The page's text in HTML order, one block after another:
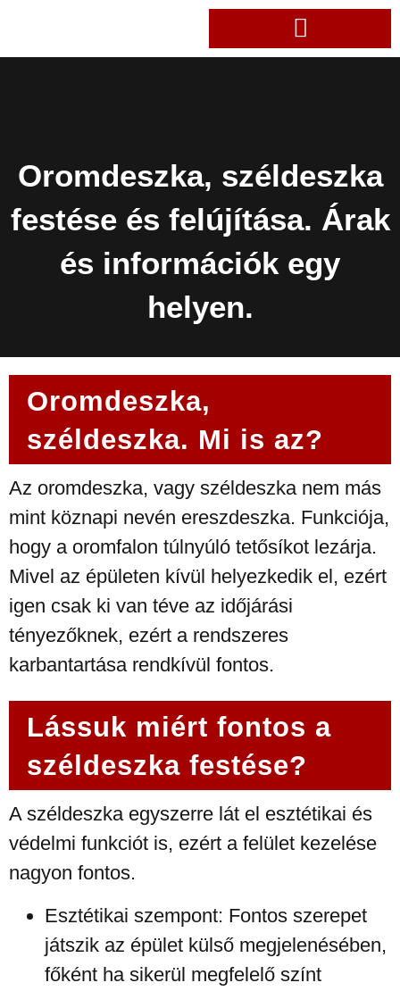
Oromdeszka, széldeszka
festése és felújítása. Árak
és információk egy
helyen.
Oromdeszka,
széldeszka. Mi is az?
Az oromdeszka, vagy széldeszka nem más
mint köznapi nevén ereszdeszka. Funkciója,
hogy a oromfalon túlnyúló tetősíkot lezárja.
Mivel az épületen kívül helyezkedik el, ezért
igen csak ki van téve az időjárási
tényezőknek, ezért a rendszeres
karbantartása rendkívül fontos.
Lássuk miért fontos a
széldeszka festése?
A széldeszka egyszerre lát el esztétikai és
védelmi funkciót is, ezért a felület kezelése
nagyon fontos.
Esztétikai szempont: Fontos szerepet
játszik az épület külső megjelenésében,
főként ha sikerül megfelelő színt